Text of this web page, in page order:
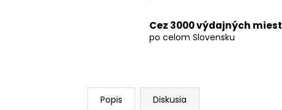
Cez 3000 výdajných miest
po celom Slovensku
Popis Diskusia